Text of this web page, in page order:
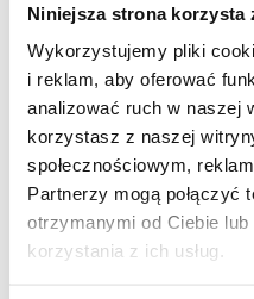
Niniejsza strona korzysta
Wykorzystujemy pliki
i reklam, aby oferować
analizować ruch w naszej
korzystasz z naszej
społecznościowym,
Partnerzy mogą połączyć
otrzymanymi od Ciebie
korzystania z ich usług.